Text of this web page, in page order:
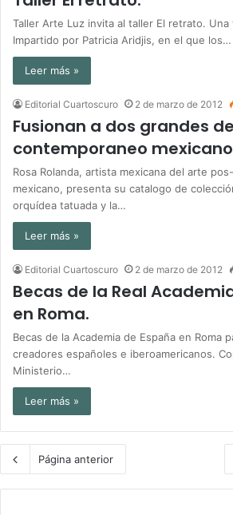
Taller Arte Luz invita al taller El retrato.
Impartido por Patricia Aridjis, en el que los…
Leer más »
Editorial Cuartoscuro 2 de marzo de 2012
Fusionan a dos grandes
contemporaneo mexicano
Rosa Rolanda, artista mexicana del arte
mexicano, presenta su catalogo de
orquídea tatuada y la…
Leer más »
Editorial Cuartoscuro 2 de marzo de 2012
Becas de la Real
en Roma.
Becas de la Academia de España en Roma
creadores españoles e iberoamericanos.
Ministerio…
Leer más »
Página anterior